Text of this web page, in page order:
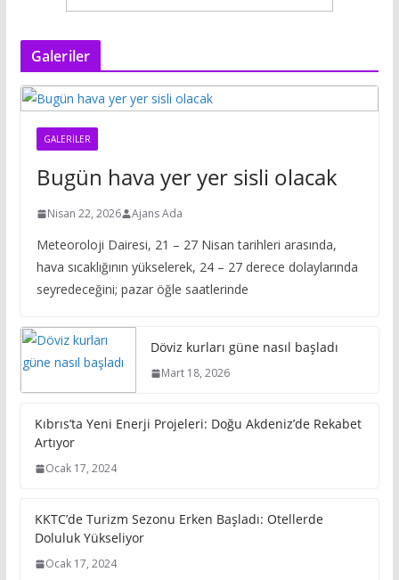
Galeriler
GALERILER
Bugün hava yer yer sisli olacak
Nisan 22, 2026 Ajans Ada
Meteoroloji Dairesi, 21 – 27 Nisan tarihleri arasında,
hava sıcaklığının yükselerek, 24 – 27 derece dolaylarında
seyredeceğini; pazar öğle saatlerinde
Döviz kurları güne nasıl başladı
Mart 18, 2026
Kıbrıs’ta Yeni Enerji Projeleri: Doğu Akdeniz’de Rekabet
Artıyor
Ocak 17, 2024
KKTC’de Turizm Sezonu Erken Başladı: Otellerde
Doluluk Yükseliyor
Ocak 17, 2024